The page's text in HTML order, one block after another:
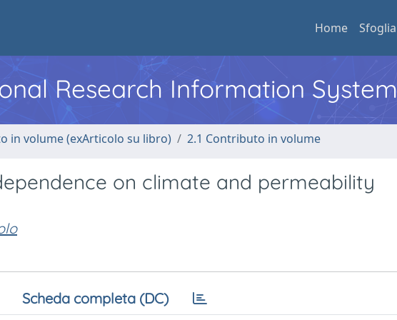
Home Sfoglia
Research Information System
in volume (exArticolo su libro) 2.1 Contributo in volume
on climate and permeability
Scheda completa (DC)